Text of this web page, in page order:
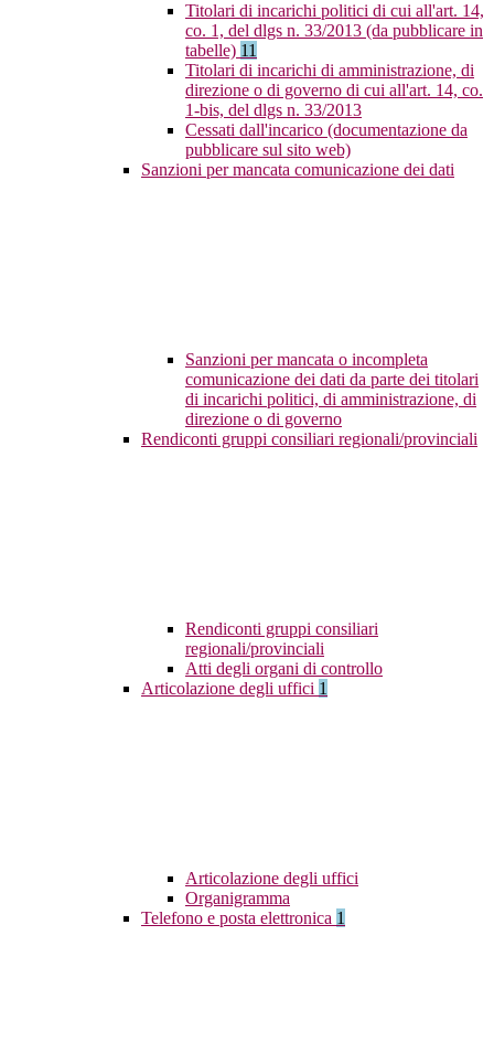
Titolari di incarichi politici di cui all'art. 14,
co. 1, del dlgs n. 33/2013 (da pubblicare in
tabelle) 11
Titolari di incarichi di amministrazione, di
direzione o di governo di cui all'art. 14, co.
1-bis, del dlgs n. 33/2013
Cessati dall'incarico (documentazione da
pubblicare sul sito web)
Sanzioni per mancata comunicazione dei dati
Sanzioni per mancata o incompleta
comunicazione dei dati da parte dei titolari
di incarichi politici, di amministrazione, di
direzione o di governo
Rendiconti gruppi consiliari regionali/provinciali
Rendiconti gruppi consiliari
regionali/provinciali
Atti degli organi di controllo
Articolazione degli uffici 1
Articolazione degli uffici
Organigramma
Telefono e posta elettronica 1